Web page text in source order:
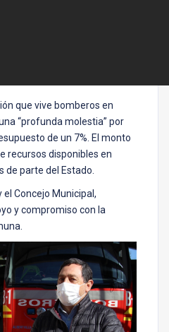
que vive bomberos en
“profunda molestia” por
de un 7%. El monto
recursos disponibles en
de parte del Estado.
el Concejo Municipal,
y compromiso con la